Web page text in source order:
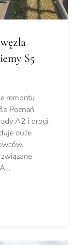
S5
remontu
Poznań
A2 i drogi
duże